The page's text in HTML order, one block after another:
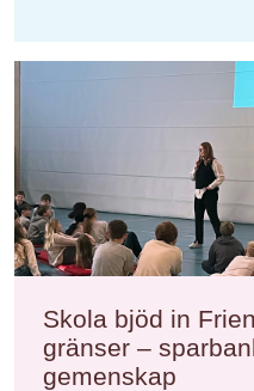
Skola bjöd in
gränser –
gemenskap